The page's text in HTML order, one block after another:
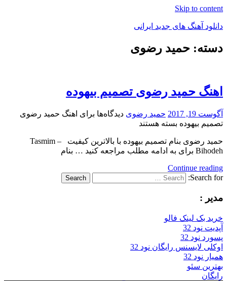
Skip to content
دانلود آهنگ های جدید ایرانی
دانلود
دسته: حمید رضوی
اهنگ حمید رضوی تصمیم بیهوده
آگوست 19, 2017 حمید رضوی دیدگاه‌ها برای اهنگ حمید رضوی
تصمیم بیهوده بسته هستند
حمید رضوی بنام تصمیم بیهوده با بالاترین کیفیت – Tasmim
Bihodeh برای به ادامه مطلب مراجعه کنید … بنام
Continue reading
Search for:
Search
مدیر :
خرید بک لینک فالو
آپدیت نود 32
پسورد نود 32
اوکلی لایسنس رایگان نود 32
همیار نود 32
بهترین سئو
رایگان